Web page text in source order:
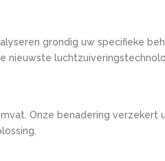
grondig uw specifieke
nieuwste
Onze benadering verzekert